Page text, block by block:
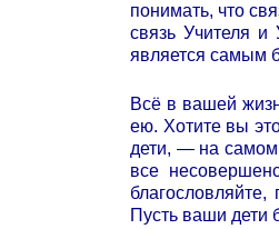
понимать, что
связь Учителя и
является самым
Всё в вашей
ею. Хотите вы
дети, — на
все
Пусть ваши дети